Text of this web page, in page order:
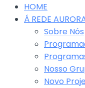
HOME
Á REDE
Sobre Nós
Nosso
Novo